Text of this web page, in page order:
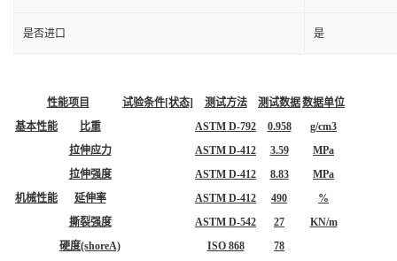
是否进口 是
性能项目 试验条件[状态] 测试方法 测试数据数据单位
基本性能
比重 ASTM D-792 0.958 g/cm3
机械性能
拉伸应力 ASTM D-412 3.59
MPa
拉伸强度
ASTM D-412 8.83
MPa
延伸率
ASTM D-412 490
%
撕裂强度
ASTM D-542 27
KN/m
硬度(shoreA)
ISO 868 78